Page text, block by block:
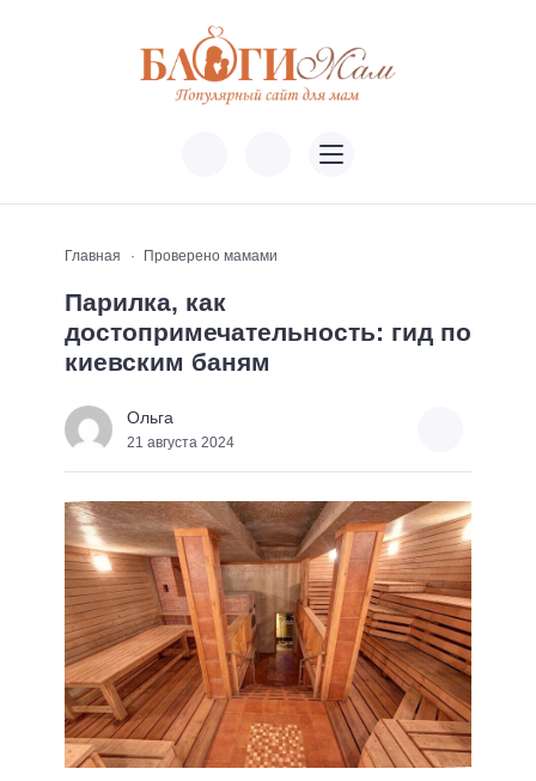
Главная Проверено мамами
Парилка, как
достопримечательность: гид по
киевским баням
Ольга
21 августа 2024